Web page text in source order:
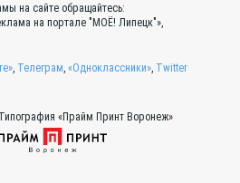
на сайте обращайтесь:
на портале "МОЁ! Липецк"»,
Телеграм «Одноклассники» Twitter
Типография «Прайм Принт Воронеж»